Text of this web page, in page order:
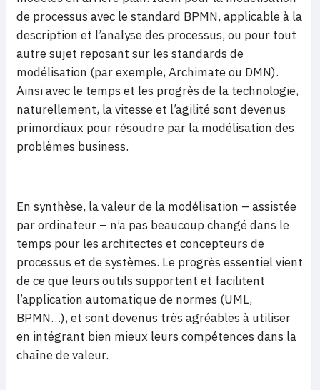
de processus avec le standard BPMN, applicable à la
description et l’analyse des processus, ou pour tout
autre sujet reposant sur les standards de
modélisation (par exemple, Archimate ou DMN).
Ainsi avec le temps et les progrès de la technologie,
naturellement, la vitesse et l’agilité sont devenus
primordiaux pour résoudre par la modélisation des
problèmes business.
En synthèse, la valeur de la modélisation – assistée
par ordinateur – n’a pas beaucoup changé dans le
temps pour les architectes et concepteurs de
processus et de systèmes. Le progrès essentiel vient
de ce que leurs outils supportent et facilitent
l’application automatique de normes (UML,
BPMN…), et sont devenus très agréables à utiliser
en intégrant bien mieux leurs compétences dans la
chaîne de valeur.